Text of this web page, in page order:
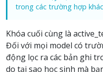
trong các trường hợp
Khóa cuối cùng là
Đối với mọi model có
động lọc ra các bản ghi
do tại sao học sinh mà